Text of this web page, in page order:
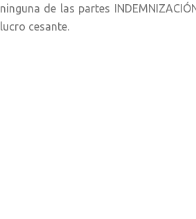
ninguna de las partes
lucro cesante.